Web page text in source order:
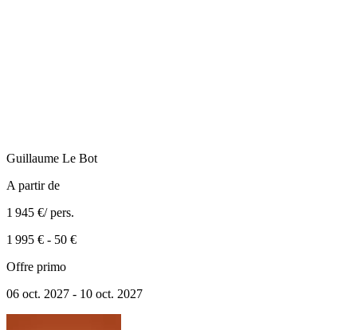
Guillaume Le Bot
A partir de
1 945 €/ pers.
1 995 € - 50 €
Offre primo
06 oct. 2027 - 10 oct. 2027